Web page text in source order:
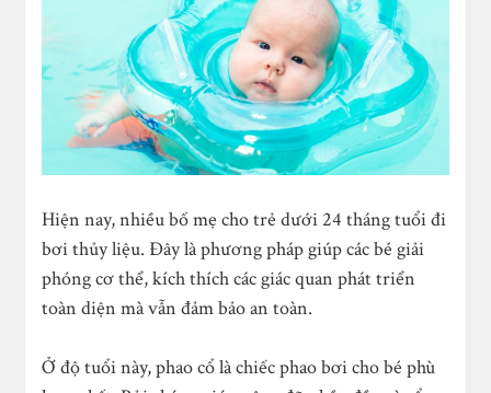
Hiện nay, nhiều bố mẹ cho trẻ dưới 24 tháng tuổi đi
bơi thủy liệu. Đây là phương pháp giúp các bé giải
phóng cơ thể, kích thích các giác quan phát triển
toàn diện mà vẫn đảm bảo an toàn.
Ở độ tuổi này, phao cổ là chiếc phao bơi cho bé phù